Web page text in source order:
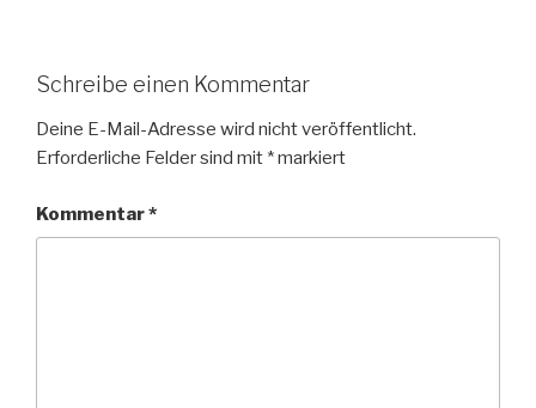
Schreibe einen Kommentar
Deine E-Mail-Adresse wird nicht veröffentlicht.
Erforderliche Felder sind mit *markiert
Kommentar*